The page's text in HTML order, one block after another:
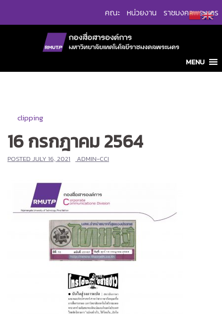
คณะ หน่วยงาน ราชมงคลพระนคร
MENU
clipping
16 กรกฎาคม 2564
POSTED JULY 16, 2021 ADMIN-CCI